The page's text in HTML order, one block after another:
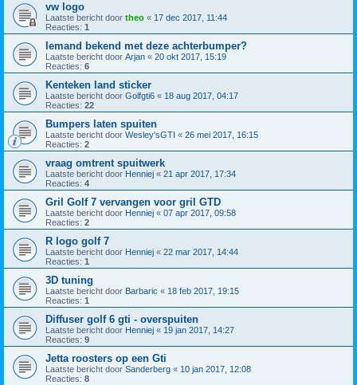
vw logo
Laatste bericht door theo « 17 dec 2017, 11:44
Reacties: 1
Iemand bekend met deze achterbumper?
Laatste bericht door Arjan « 20 okt 2017, 15:19
Reacties: 6
Kenteken land sticker
Laatste bericht door Golfgti6 « 18 aug 2017, 04:17
Reacties: 22
Bumpers laten spuiten
Laatste bericht door Wesley'sGTI « 26 mei 2017, 16:15
Reacties: 2
vraag omtrent spuitwerk
Laatste bericht door Henniej « 21 apr 2017, 17:34
Reacties: 4
Gril Golf 7 vervangen voor gril GTD
Laatste bericht door Henniej « 07 apr 2017, 09:58
Reacties: 2
R logo golf 7
Laatste bericht door Henniej « 22 mar 2017, 14:44
Reacties: 1
3D tuning
Laatste bericht door Barbaric « 18 feb 2017, 19:15
Reacties: 1
Diffuser golf 6 gti - overspuiten
Laatste bericht door Henniej « 19 jan 2017, 14:27
Reacties: 9
Jetta roosters op een Gti
Laatste bericht door Sanderberg « 10 jan 2017, 12:08
Reacties: 8